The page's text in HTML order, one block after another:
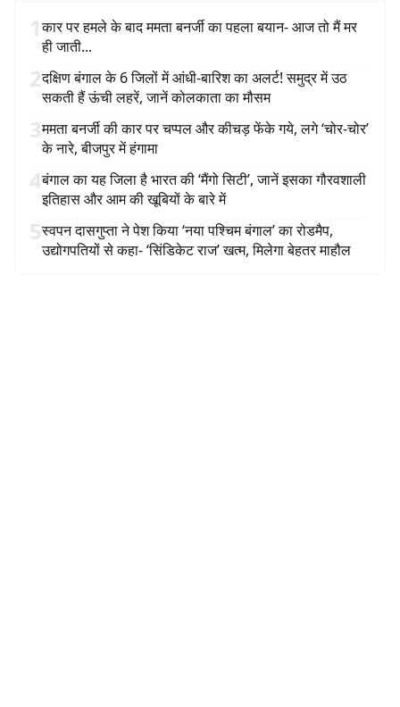
1कार पर हमले के बाद ममता बनर्जी का पहला बयान- आज तो मैं मर
ही जाती...
2दक्षिण बंगाल के 6 जिलों में आंधी-बारिश का अलर्ट! समुद्र में उठ
सकती हैं ऊंची लहरें, जानें कोलकाता का मौसम
3ममता बनर्जी की कार पर चप्पल और कीचड़ फेंके गये, लगे ‘चोर-चोर’
के नारे, बीजपुर में हंगामा
4बंगाल का यह जिला है भारत की ‘मैंगो सिटी’, जानें इसका गौरवशाली
इतिहास और आम की खूबियों के बारे में
5स्वपन दासगुप्ता ने पेश किया ‘नया पश्चिम बंगाल’ का रोडमैप,
उद्योगपतियों से कहा- ‘सिंडिकेट राज’ खत्म, मिलेगा बेहतर माहौल